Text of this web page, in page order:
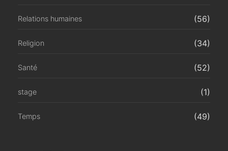
Relations humaines (56)
Religion (34)
Santé (52)
stage (1)
Temps (49)